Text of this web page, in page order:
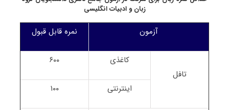
زبان و ادبیات انگلیسی
آزمون نمره قابل قبول
تافل
کاغذی ۶۰۰
اینترنتی ۱۰۰